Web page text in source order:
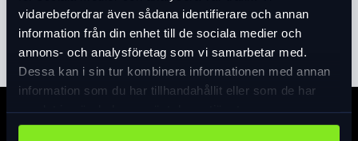
vidarebefordrar även sådana identifierare och annan
information från din enhet till de sociala medier och
annons- och analysföretag som vi samarbetar med.
Dessa kan i sin tur kombinera informationen med annan
information som du har tillhandahållit eller som de har
med fotstöd, syns ej på bild, Tillverkad i Europa. Fäste för
cykelns pakethållare gör det enkelt att montera och använda
i sin vardag. Vinnare av två designpriser; IF Design Award
och German Design Award.
Läs merexpand_more
Specifikation